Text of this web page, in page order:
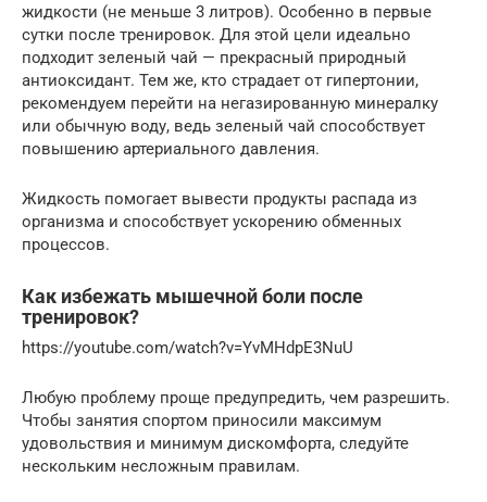
жидкости (не меньше 3 литров). Особенно в первые
сутки после тренировок. Для этой цели идеально
подходит зеленый чай — прекрасный природный
антиоксидант. Тем же, кто страдает от гипертонии,
рекомендуем перейти на негазированную минералку
или обычную воду, ведь зеленый чай способствует
повышению артериального давления.
Жидкость помогает вывести продукты распада из
организма и способствует ускорению обменных
процессов.
Как избежать мышечной боли после
тренировок?
https://youtube.com/watch?v=YvMHdpE3NuU
Любую проблему проще предупредить, чем разрешить.
Чтобы занятия спортом приносили максимум
удовольствия и минимум дискомфорта, следуйте
нескольким несложным правилам.